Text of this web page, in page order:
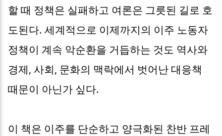
할 때 정책은 실패하고 여론은 그릇된 길로 호
도된다. 세계적으로 이제까지의 이주 노동자
정책이 계속 악순환을 거듭하는 것도 역사와
경제, 사회, 문화의 맥락에서 벗어난 대응책
때문이 아닌가 싶다.
이 책은 이주를 단순하고 양극화된 찬반 프레